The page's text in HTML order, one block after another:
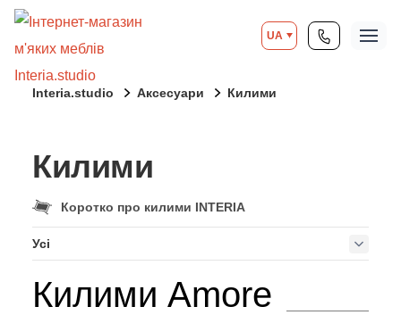
UA
Interia.studio Аксесуари Килими
Килими
Коротко про килими INTERIA
Усі
Килими Amore